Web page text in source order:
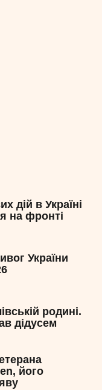
дій в Україні
на фронті
України
родині.
дідусем
його